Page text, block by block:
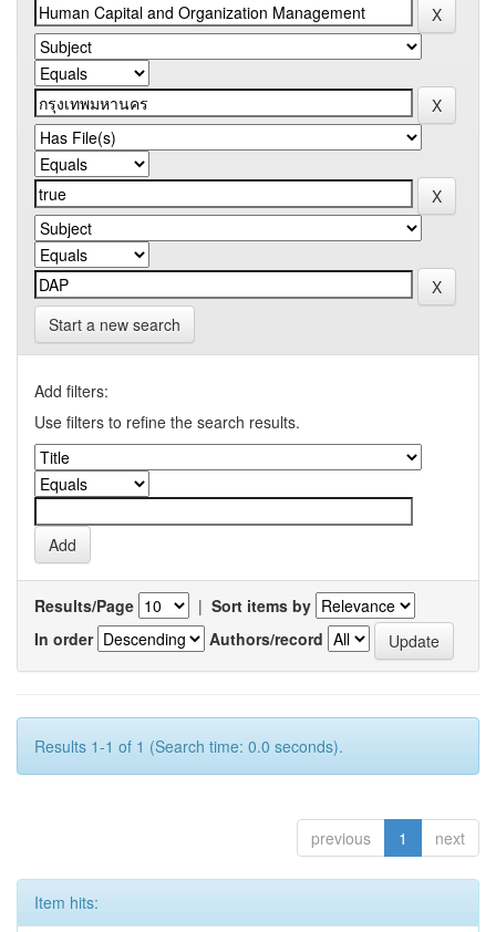
Start a new search
Add filters:
Use filters to refine the search results.
Results/Page | Sort items by
In order
Authors/record
Results 1-1 of 1 (Search time: 0.0 seconds).
previous 1 next
Item hits: